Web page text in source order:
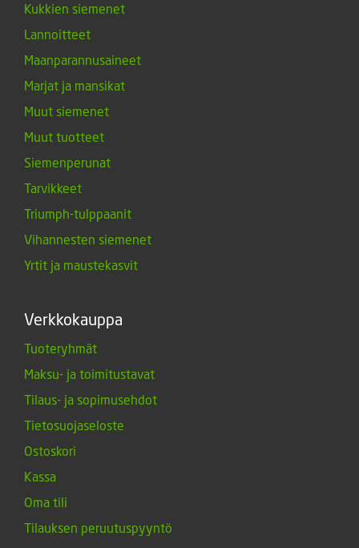
Kukkien siemenet
Lannoitteet
Maanparannusaineet
Marjat ja mansikat
Muut siemenet
Muut tuotteet
Siemenperunat
Tarvikkeet
Triumph-tulppaanit
Vihannesten siemenet
Yrtit ja maustekasvit
Verkkokauppa
Tuoteryhmät
Maksu- ja toimitustavat
Tilaus- ja sopimusehdot
Tietosuojaseloste
Ostoskori
Kassa
Oma tili
Tilauksen peruutuspyyntö